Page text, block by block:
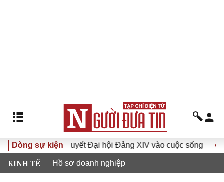
Dòng sự kiện
Nghị quyết Đại hội Đảng XIV vào cuộc sống Hướng
KINH TẾ Hồ sơ doanh nghiệp